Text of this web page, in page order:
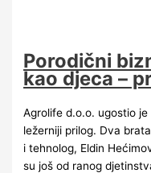
Porodični
kao djeca –
Agrolife d.o.o. ugostio
ležerniji prilog. Dva
i tehnolog, Eldin
su još od ranog